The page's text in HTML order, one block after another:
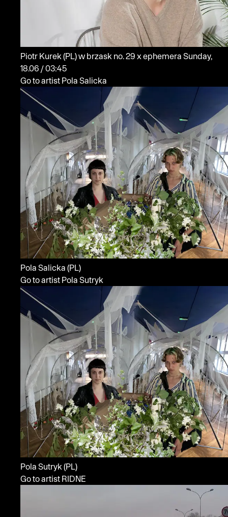
Piotr Kurek(PL)w brzask no. 29 x ephemera Sunday,
18.06 / 03:45
Go to artist Pola Salicka
Pola Salicka (PL)
Go to artist Pola Sutryk
Pola Sutryk(PL)
Go to artist RIDNE